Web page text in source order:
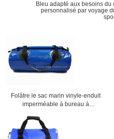
Bleu adapté aux besoins
personnalisé par voyage
Folâtre le sac marin vinyle-enduit
imperméable à bureau à